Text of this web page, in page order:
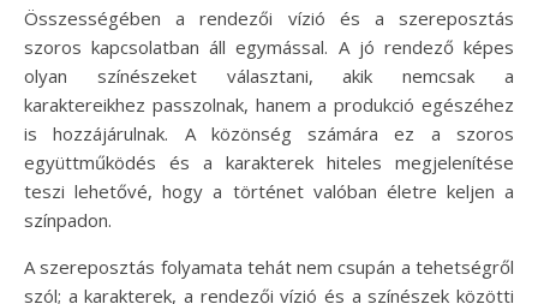
Összességében a rendezői vízió és a szereposztás
szoros kapcsolatban áll egymással. A jó rendező képes
olyan színészeket választani, akik nemcsak a
karaktereikhez passzolnak, hanem a produkció egészéhez
is hozzájárulnak. A közönség számára ez a szoros
együttműködés és a karakterek hiteles megjelenítése
teszi lehetővé, hogy a történet valóban életre keljen a
színpadon.
A szereposztás folyamata tehát nem csupán a tehetségről
szól; a karakterek, a rendezői vízió és a színészek közötti